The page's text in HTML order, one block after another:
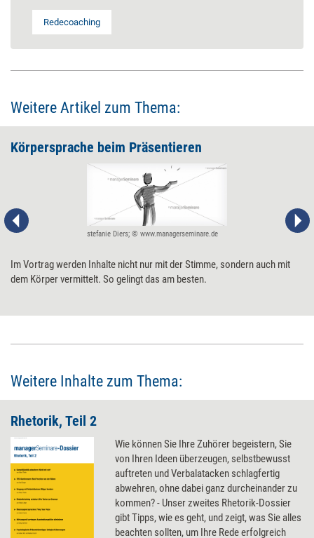
Redecoaching
Weitere Artikel zum Thema:
Körpersprache beim Präsentieren
stefanie Diers; © www.managerseminare.de
Im Vortrag werden Inhalte nicht nur mit der Stimme, sondern auch mit
dem Körper vermittelt. So gelingt das am besten.
Weitere Inhalte zum Thema:
Rhetorik, Teil 2
Wie können Sie Ihre Zuhörer begeistern, Sie
von Ihren Ideen überzeugen, selbstbewusst
auftreten und Verbalatacken schlagfertig
abwehren, ohne dabei ganz durcheinander zu
kommen? - Unser zweites Rhetorik-Dossier
gibt Tipps, wie es geht, und zeigt, was Sie alles
beachten sollten, um Ihre Rede erfolgreich